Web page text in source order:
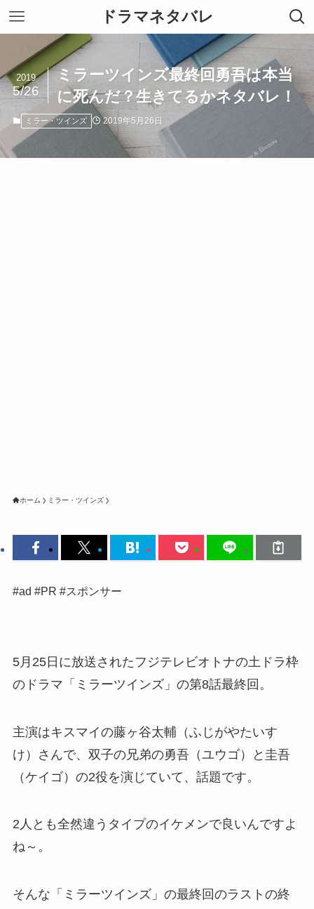
ドラマネタバレ
ミラーツインズ最終回勇吾は本当
に死んだ？生きてるかネタバレ！
2019
5/26
ミラー・ツインズ 2019年5月26日
ホーム ミラー・ツインズ
#ad #PR #スポンサー
5月25日に放送されたフジテレビオトナの土ドラ枠
のドラマ「ミラーツインズ」の第8話最終回。
主演はキスマイの藤ヶ谷太輔（ふじがやたいす
け）さんで、双子の兄弟の勇吾（ユウゴ）と圭吾
（ケイゴ）の2役を演じていて、話題です。
2人とも全然違うタイプのイケメンで良いんですよ
ね～。
そんな「ミラーツインズ」の最終回のラストの終